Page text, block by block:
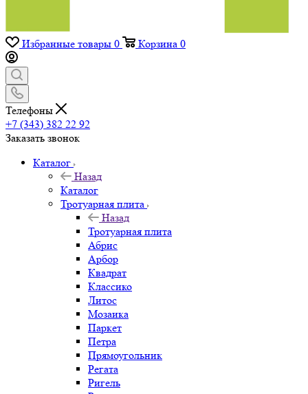
Избранные товары 0 Корзина 0
Телефоны
+7 (343) 382 22 92
Заказать звонок
Каталог
Назад
Каталог
Тротуарная плита
Назад
Тротуарная плита
Абрис
Арбор
Квадрат
Классико
Литос
Мозаика
Паркет
Петра
Прямоугольник
Регата
Ригель